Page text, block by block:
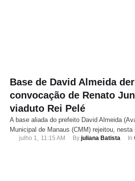
Base de David Almeida
convocação de Renato
viaduto Rei Pelé
A base aliada do prefeito David Almeida
Municipal de Manaus (CMM) rejeitou,
julho 1, 11:15 AM By juliana Batista In